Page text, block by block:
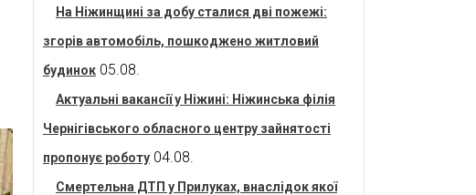
На Ніжинщині за добу сталися дві пожежі:
згорів автомобіль, пошкоджено житловий
будинок 05.08.
Актуальні вакансії у Ніжині: Ніжинська філія
Чернігівського обласного центру зайнятості
пропонує роботу 04.08.
Смертельна ДТП у Прилуках, внаслідок якої